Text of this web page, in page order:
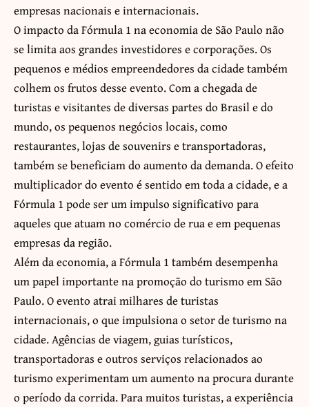
empresas nacionais e internacionais.
O impacto da Fórmula 1 na economia de São Paulo não
se limita aos grandes investidores e corporações. Os
pequenos e médios empreendedores da cidade também
colhem os frutos desse evento. Com a chegada de
turistas e visitantes de diversas partes do Brasil e do
mundo, os pequenos negócios locais, como
restaurantes, lojas de souvenirs e transportadoras,
também se beneficiam do aumento da demanda. O efeito
multiplicador do evento é sentido em toda a cidade, e a
Fórmula 1 pode ser um impulso significativo para
aqueles que atuam no comércio de rua e em pequenas
empresas da região.
Além da economia, a Fórmula 1 também desempenha
um papel importante na promoção do turismo em São
Paulo. O evento atrai milhares de turistas
internacionais, o que impulsiona o setor de turismo na
cidade. Agências de viagem, guias turísticos,
transportadoras e outros serviços relacionados ao
turismo experimentam um aumento na procura durante
o período da corrida. Para muitos turistas, a experiência